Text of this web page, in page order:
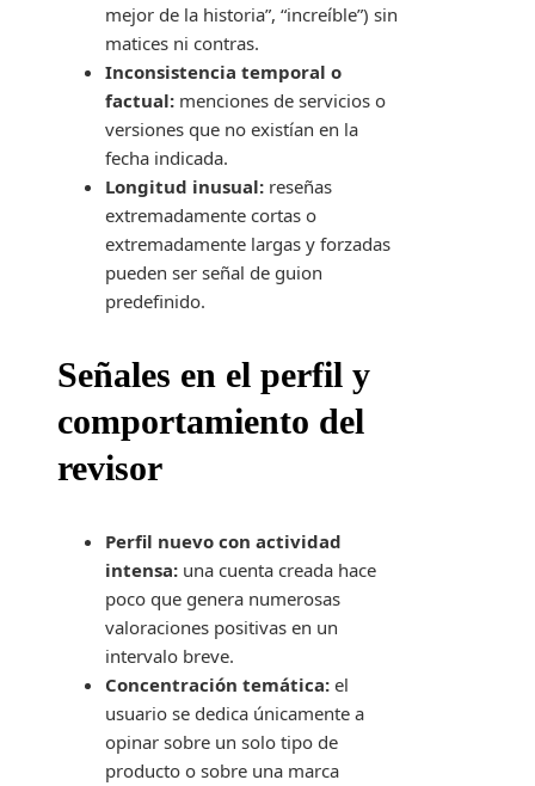
mejor de la historia”, “increíble”) sin
matices ni contras.
Inconsistencia temporal o
factual: menciones de servicios o
versiones que no existían en la
fecha indicada.
Longitud inusual: reseñas
extremadamente cortas o
extremadamente largas y forzadas
pueden ser señal de guion
predefinido.
Señales en el perfil y
comportamiento del
revisor
Perfil nuevo con actividad
intensa: una cuenta creada hace
poco que genera numerosas
valoraciones positivas en un
intervalo breve.
Concentración temática: el
usuario se dedica únicamente a
opinar sobre un solo tipo de
producto o sobre una marca